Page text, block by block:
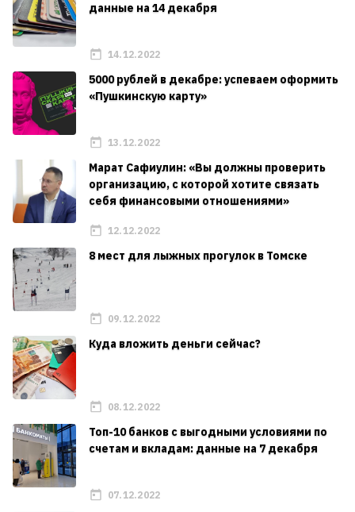
данные на 14 декабря
14.12.2022
5000 рублей в декабре: успеваем оформить
«Пушкинскую карту»
13.12.2022
Марат Сафиулин: «Вы должны проверить
организацию, с которой хотите связать
себя финансовыми отношениями»
12.12.2022
8 мест для лыжных прогулок в Томске
09.12.2022
Куда вложить деньги сейчас?
08.12.2022
Топ-10 банков с выгодными условиями по
счетам и вкладам: данные на 7 декабря
07.12.2022